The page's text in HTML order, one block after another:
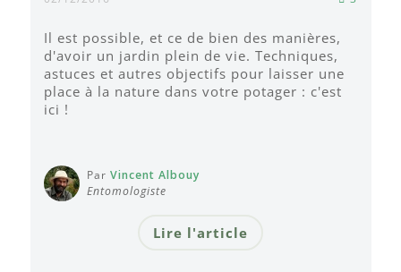
Il est possible, et ce de bien des manières,
d'avoir un jardin plein de vie. Techniques,
astuces et autres objectifs pour laisser une
place à la nature dans votre potager : c'est
ici !
Par Vincent Albouy
Entomologiste
Lire l'article